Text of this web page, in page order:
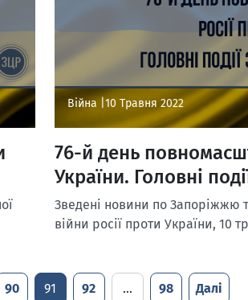
Війна | 10 Травня 2022
76-й день
України. Головні
Зведені новини по Запоріжжю
війни росії проти України, 10
90 91 92 … 98 Далі